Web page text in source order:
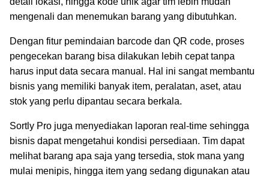
mengenali dan menemukan barang yang dibutuhkan.
Dengan fitur pemindaian barcode dan QR code, proses
pengecekan barang bisa dilakukan lebih cepat tanpa
harus input data secara manual. Hal ini sangat membantu
bisnis yang memiliki banyak item, peralatan, aset, atau
stok yang perlu dipantau secara berkala.
Sortly Pro juga menyediakan laporan real-time sehingga
bisnis dapat mengetahui kondisi persediaan. Tim dapat
melihat barang apa saja yang tersedia, stok mana yang
mulai menipis, hingga item yang sedang digunakan atau